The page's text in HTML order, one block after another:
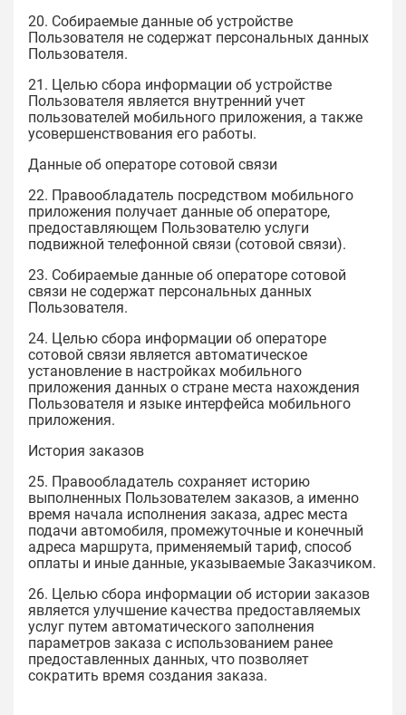
20. Собираемые данные об устройстве
Пользователя не содержат персональных данных
Пользователя.
21. Целью сбора информации об устройстве
Пользователя является внутренний учет
пользователей мобильного приложения, а также
усовершенствования его работы.
Данные об операторе сотовой связи
22. Правообладатель посредством мобильного
приложения получает данные об операторе,
предоставляющем Пользователю услуги
подвижной телефонной связи (сотовой связи).
23. Собираемые данные об операторе сотовой
связи не содержат персональных данных
Пользователя.
24. Целью сбора информации об операторе
сотовой связи является автоматическое
установление в настройках мобильного
приложения данных о стране места нахождения
Пользователя и языке интерфейса мобильного
приложения.
История заказов
25. Правообладатель сохраняет историю
выполненных Пользователем заказов, а именно
время начала исполнения заказа, адрес места
подачи автомобиля, промежуточные и конечный
адреса маршрута, применяемый тариф, способ
оплаты и иные данные, указываемые Заказчиком.
26. Целью сбора информации об истории заказов
является улучшение качества предоставляемых
услуг путем автоматического заполнения
параметров заказа с использованием ранее
предоставленных данных, что позволяет
сократить время создания заказа.